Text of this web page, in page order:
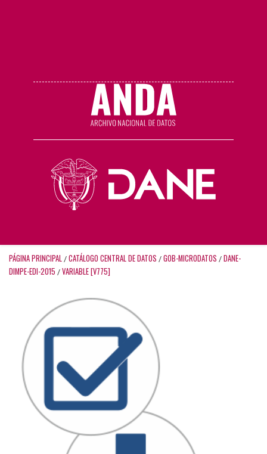
PÁGINA PRINCIPAL / CATÁLOGO CENTRAL DE DATOS / GOB-MICRODATOS / DANE-
DIMPE-EDI-2015 / VARIABLE [V775]